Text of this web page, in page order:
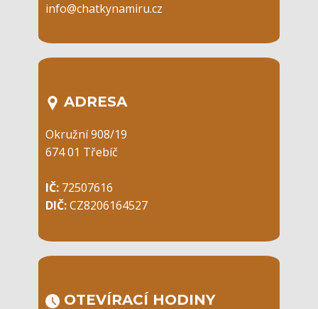
info@chatkynamiru.cz
ADRESA
Okružní 908/19
674 01 Třebíč
IČ: 72507616
DIČ:CZ8206164527
OTEVÍRACÍ ​HODINY